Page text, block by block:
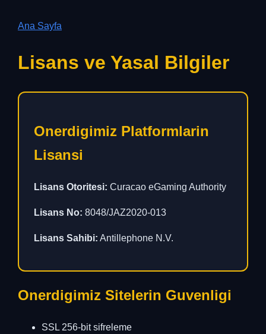
Ana Sayfa
Lisans ve Yasal Bilgiler
Onerdigimiz Platformlarin
Lisansi
Lisans Otoritesi: Curacao eGaming Authority
Lisans No: 8048/JAZ2020-013
Lisans Sahibi: Antillephone N.V.
Onerdigimiz Sitelerin Guvenligi
SSL 256-bit sifreleme